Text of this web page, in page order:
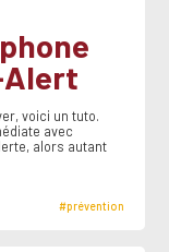
Alert
voici un tuto.
avec
alors autant
#prévention